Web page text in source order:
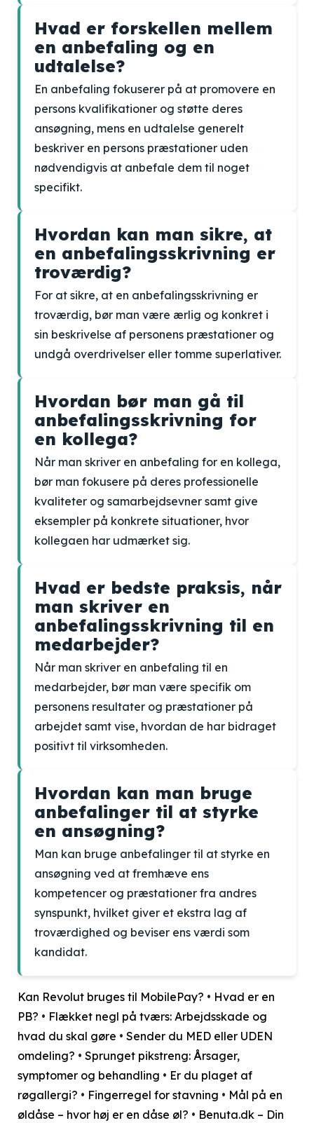
Hvad er forskellen mellem
en anbefaling og en
udtalelse?
En anbefaling fokuserer på at promovere en
persons kvalifikationer og støtte deres
ansøgning, mens en udtalelse generelt
beskriver en persons præstationer uden
nødvendigvis at anbefale dem til noget
specifikt.
Hvordan kan man sikre, at
en anbefalingsskrivning er
troværdig?
For at sikre, at en anbefalingsskrivning er
troværdig, bør man være ærlig og konkret i
sin beskrivelse af personens præstationer og
undgå overdrivelser eller tomme superlativer.
Hvordan bør man gå til
anbefalingsskrivning for
en kollega?
Når man skriver en anbefaling for en kollega,
bør man fokusere på deres professionelle
kvaliteter og samarbejdsevner samt give
eksempler på konkrete situationer, hvor
kollegaen har udmærket sig.
Hvad er bedste praksis, når
man skriver en
anbefalingsskrivning til en
medarbejder?
Når man skriver en anbefaling til en
medarbejder, bør man være specifik om
personens resultater og præstationer på
arbejdet samt vise, hvordan de har bidraget
positivt til virksomheden.
Hvordan kan man bruge
anbefalinger til at styrke
en ansøgning?
Man kan bruge anbefalinger til at styrke en
ansøgning ved at fremhæve ens
kompetencer og præstationer fra andres
synspunkt, hvilket giver et ekstra lag af
troværdighed og beviser ens værdi som
kandidat.
Kan Revolut bruges til MobilePay? • Hvad er en
PB? • Flækket negl på tværs: Arbejdsskade og
hvad du skal gøre • Sender du MED eller UDEN
omdeling? • Sprunget pikstreng: Årsager,
symptomer og behandling • Er du plaget af
røgallergi? • Fingerregel for stavning • Mål på en
øldåse – hvor høj er en dåse øl? • Benuta.dk – Din